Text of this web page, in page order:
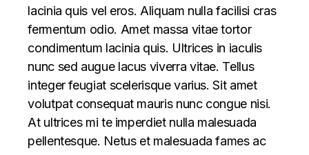
lacinia quis vel eros. Aliquam nulla facilisi cras
fermentum odio. Amet massa vitae tortor
condimentum lacinia quis. Ultrices in iaculis
nunc sed augue lacus viverra vitae. Tellus
integer feugiat scelerisque varius. Sit amet
volutpat consequat mauris nunc congue nisi.
At ultrices mi te imperdiet nulla malesuada
pellentesque. Netus et malesuada fames ac